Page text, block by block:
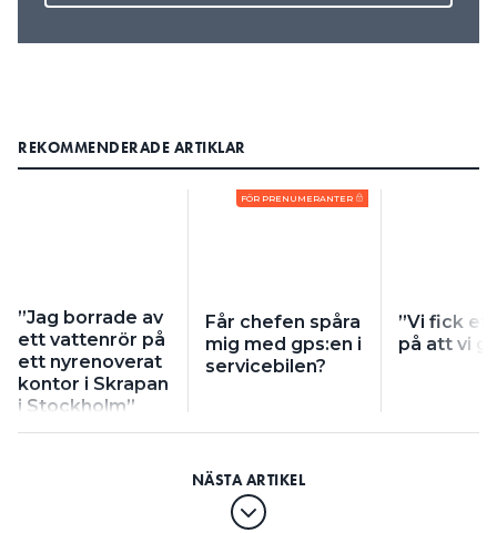
REKOMMENDERADE ARTIKLAR
”Jag borrade av
ett vattenrör på
ett nyrenoverat
kontor i Skrapan
i Stockholm”
FÖR PRENUMERANTER
Får chefen spåra
mig med gps:en i
servicebilen?
”Vi fick
på att vi